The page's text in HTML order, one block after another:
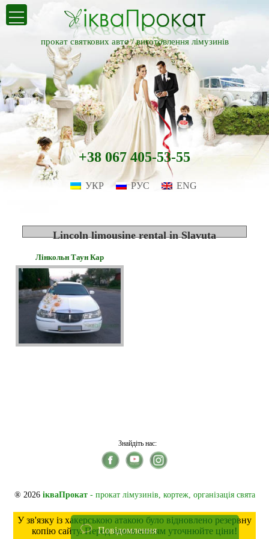
прокат святкових авто /виготовлення лімузинів
+38 067 405-53-55
УКР РУС ENG
Lincoln limousine rental in Slavuta
Лінкольн Таун Кар
Знайдіть нас:
® 2026 ікваПрокат- прокат лімузинів, кортеж, організація свята
У зв'язку із хакерською атакою було відновлено резервну
копію сайту. Перед замовленням уточнюйте ціни!
Повідомлення